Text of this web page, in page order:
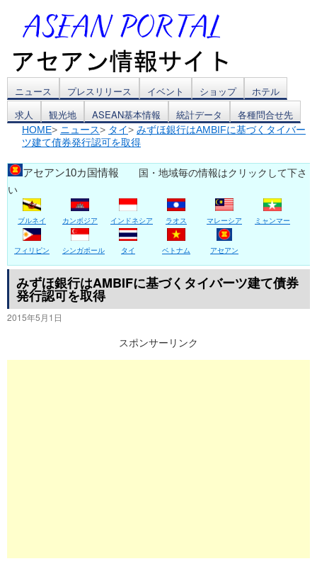
コ
ン
テ
ン
ツ
へ
ス
キ
ッ
ニュース プレスリリース イベント ショップ
ホテル
求人
観光地 ASEAN基本情報 統計データ 各種問合せ先
HOME> ニュース> タイ> みずほ銀行はAMBIFに基づくタイバー
ツ建て債券発行認可を取得
アセアン10カ国情報 国・地域毎の情報はクリックして下さ
い
ブルネイ カンボジア インドネシア ラオス マレーシア ミャンマー
フィリピン シンガポール タイ ベトナム アセアン
みずほ銀行はAMBIFに基づくタイバーツ建て債券
発行認可を取得
2015年5月1日
スポンサーリンク